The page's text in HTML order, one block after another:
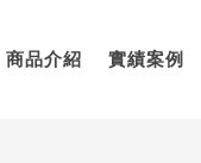
商品介紹 實績案例